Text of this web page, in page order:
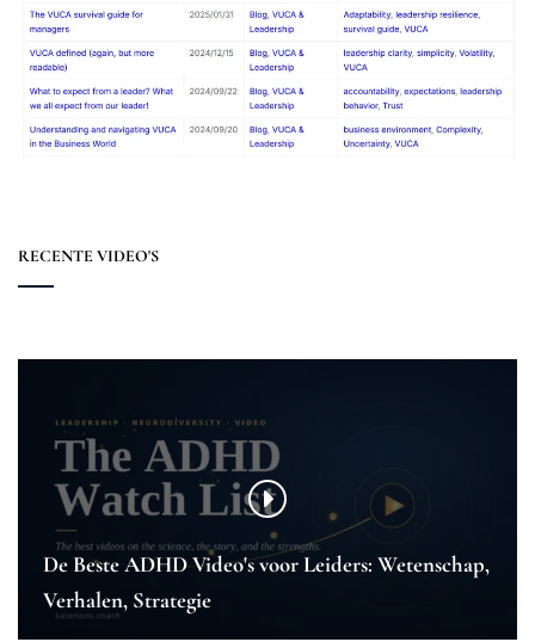
RECENTE VIDEO'S
De Beste ADHD Video's voor Leiders: Wetenschap,
Verhalen, Strategie